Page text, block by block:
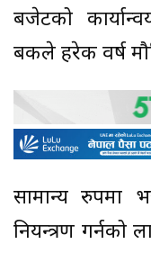
बजेटको
बैंकले हरेक वर्ष
सामान्य रुपमा
नियन्त्रण गर्नको